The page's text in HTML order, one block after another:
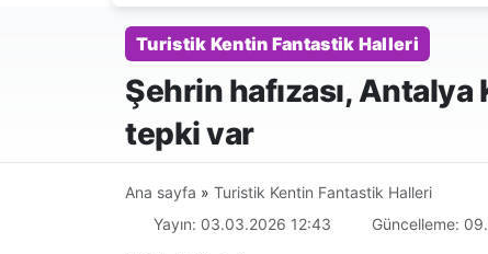
Turistik Kentin Fantastik Halleri
Şehrin hafızası,
tepki var
Ana sayfa » Turistik Kentin Fantastik Halleri
Yayın: 03.03.2026 12:43
Güncelleme: